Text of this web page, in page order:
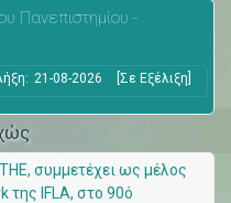
Πανεπιστημίου -
21-08-2026 [Σε Εξέλιξη]
συμμετέχει ως μέλος
της IFLA, στο 90ό